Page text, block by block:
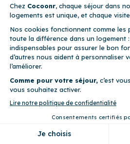
Voyageurs
Pourquoi réserver sur
Cocoonr
Nos
Les offres
Comparez nos
Parrainez vos
Cocoonr X Espaces